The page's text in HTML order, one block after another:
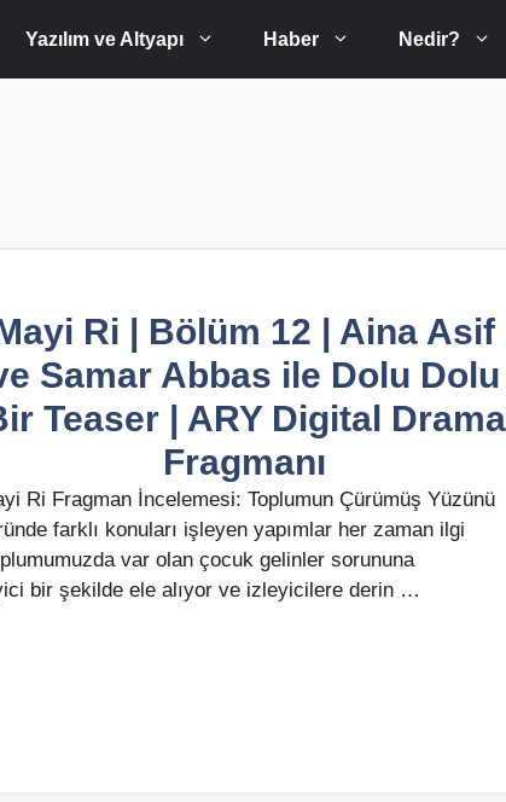
Yazılım ve Altyapı Haber Nedir?
Ri | Bölüm 12 | Aina Asif
Samar Abbas ile Dolu Dolu
Teaser | ARY Digital Drama
Fragmanı
Ri Fragman İncelemesi: Toplumun Çürümüş Yüzünü
farklı konuları işleyen yapımlar her zaman ilgi
var olan çocuk gelinler sorununa
bir şekilde ele alıyor ve izleyicilere derin …